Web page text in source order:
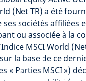
(Net TR) a été
ses sociétés affiliées
ou associée à la
MSCI World
la base de ce
« Parties MSCI »)